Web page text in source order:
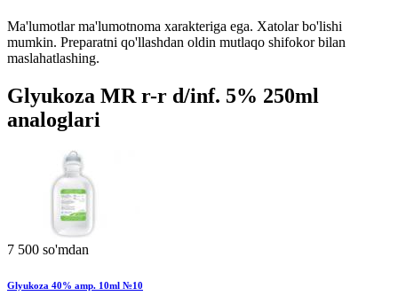
Ma'lumotlar ma'lumotnoma xarakteriga ega. Xatolar bo'lishi
mumkin. Preparatni qo'llashdan oldin mutlaqo shifokor bilan
maslahatlashing.
Glyukoza MR r-r d/inf. 5% 250ml
analoglari
7 500 so'mdan
Glyukoza 40% amp. 10ml №10